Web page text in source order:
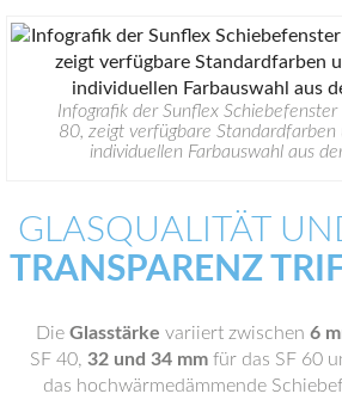
Infografik der Sunflex Schiebefenster
80, zeigt verfügbare
individuellen Farbauswahl aus
GLASQUALITÄT
TRANSPARENZ
Die Glasstärke variiert zwischen 6
SF 40, 32 und 34 mm für das SF 60
das hochwärmedämmende